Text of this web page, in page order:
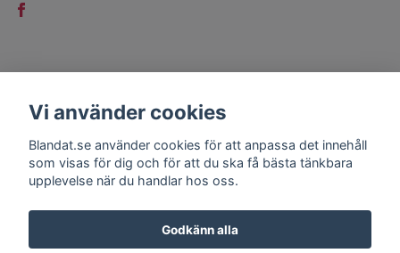
Kontakt
Köpvillkor
Vi använder cookies
Blandat.se använder cookies för att anpassa det innehåll
som visas för dig och för att du ska få bästa tänkbara
upplevelse när du handlar hos oss.
Godkänn alla